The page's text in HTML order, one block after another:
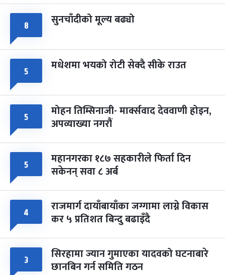
८ सुनचाँदीको मूल्य बढ्यो
५ मधेशमा भयको रोटी सेक्दै सीके राउत
५ मोहन तिम्सिनाजी- मार्क्सवाद देववाणी होइन,
अपव्याख्या नगरौं
५ महानगरका १८७ सहकारीले फिर्ता दिन
सकेनन् सवा ८ अर्ब
४ राजमार्ग दायाँबायाँका जग्गामा लाग्ने विकास
कर ५ प्रतिशत बिन्दु बढाइँदै
३ सिरहामा ज्यान गुमाएका यादवको घटनाबारे
छानबिन गर्न समिति गठन